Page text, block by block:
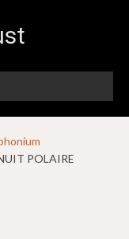
POLAIRE